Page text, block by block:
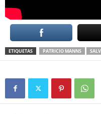
ETIQUETAS PATRICIO MANNS